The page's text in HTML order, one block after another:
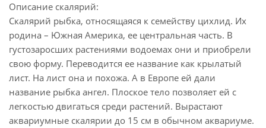
Описание скалярий:
Скалярий рыбка, относящаяся к семейству цихлид. Их
родина – Южная Америка, ее центральная часть. В
густозаросших растениями водоемах они и приобрели
свою форму. Переводится ее название как крылатый
лист. На лист она и похожа. А в Европе ей дали
название рыбка ангел. Плоское тело позволяет ей с
легкостью двигаться среди растений. Вырастают
аквариумные скалярии до 15 см в обычном аквариуме.